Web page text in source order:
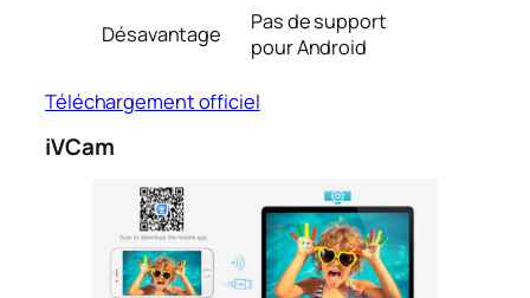
Désavantage
Pas de support
pour Android
Téléchargement officiel
iVCam